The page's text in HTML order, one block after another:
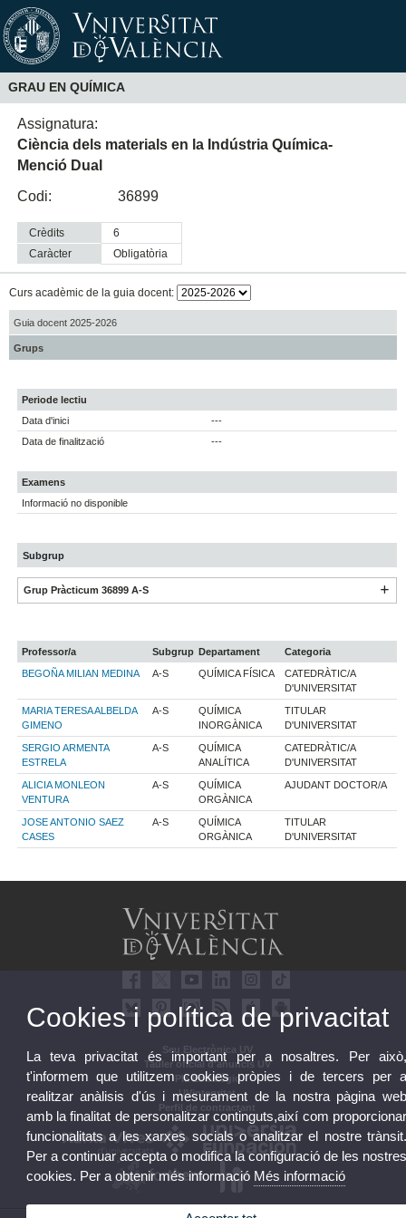
GRAU EN QUÍMICA
Assignatura:
Ciència dels materials en la Indústria Química-
Menció Dual
Codi:
36899
Crèdits
6
Caràcter
obligatòria
Curs acadèmic de la guia docent:
Guia docent 2025-2026
Grups
Periode lectiu
Data d'inici
---
Data de finalització
---
Examens
Informació no disponible
Subgrup
Grup Pràcticum 36899 A-S
Professor/a Subgrup Departament
Categoria
BEGOÑA MILIAN MEDINA
A-S QUÍMICA FÍSICA
CATEDRÀTIC/A
D'UNIVERSITAT
MARIA TERESA ALBELDA
GIMENO
A-S
QUÍMICA
INORGÀNICA
TITULAR
D'UNIVERSITAT
SERGIO ARMENTA
ESTRELA
A-S
QUÍMICA
ANALÍTICA
CATEDRÀTIC/A
D'UNIVERSITAT
ALICIA MONLEON
VENTURA
A-S
QUÍMICA
ORGÀNICA
AJUDANT DOCTOR/A
JOSE ANTONIO SAEZ
CASES
A-S
QUÍMICA
ORGÀNICA
TITULAR
D'UNIVERSITAT
Seu Electrònica UV
Tauler oficial d'anuncis UV
Pla Estratègic
UVintegritat
Perfil de contractant
Cookies i política de privacitat
La teva privacitat és important per a nosaltres. Per
t'informem que utilitzem cookies pròpies i de tercers per
realitzar anàlisis d'ús i mesurament de la nostra pàgina
amb la finalitat de personalitzar continguts,així com
funcionalitats a les xarxes socials o analitzar el nostre
Per a continuar accepta o modifica la configuració de les
cookies. Per a obtenir més informació Més informació